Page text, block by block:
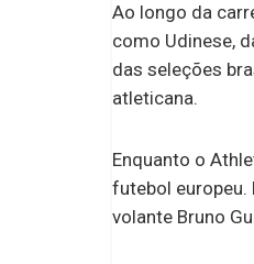
Ao longo da
como Udinese,
das seleções
atleticana.
Enquanto o
futebol europeu.
volante Bruno